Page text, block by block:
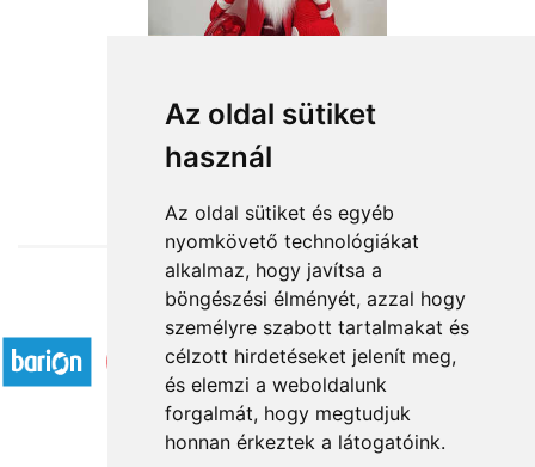
Az oldal sütiket
használ
Az oldal sütiket és egyéb
nyomkövető technológiákat
alkalmaz, hogy javítsa a
böngészési élményét, azzal hogy
személyre szabott tartalmakat és
célzott hirdetéseket jelenít meg,
és elemzi a weboldalunk
forgalmát, hogy megtudjuk
honnan érkeztek a látogatóink.
from HUF19,600
Accepted payment methods